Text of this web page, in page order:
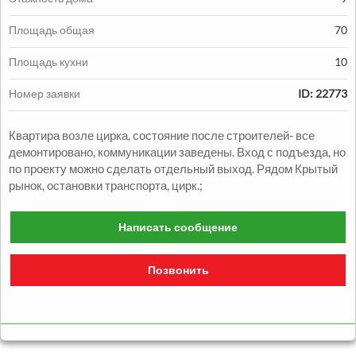
Продажа:
1330000грн.
Продажа Квартиры
2 комн. 48 Александровский р-н
1050000грн.
Площадь общая 70
Площадь кухни 10
Номер заявки ID: 22773
Квартира возле цирка, состояние после строителей- все
демонтировано, коммуникации заведены. Вход с подъезда, но
по проекту можно сделать отдельный выход. Рядом Крытый
рынок, остановки транспорта, цирк.;
Написать сообщение
Позвонить